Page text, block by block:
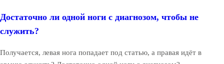
Достаточно ли одной ноги с диагнозом, чтобы не
служить?
Получается, левая нога попадает под статью, а правая идёт в